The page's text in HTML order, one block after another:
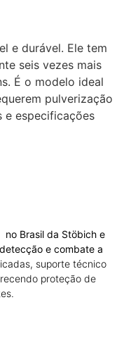
e durável. Ele tem
seis vezes mais
É o modelo ideal
pulverização
e especificações
no Brasil da Stöbich e
e combate a
suporte técnico
proteção de